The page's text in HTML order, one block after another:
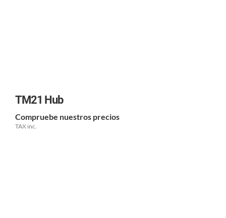
TM21 Hub
Compruebe nuestros precios
TAX inc.